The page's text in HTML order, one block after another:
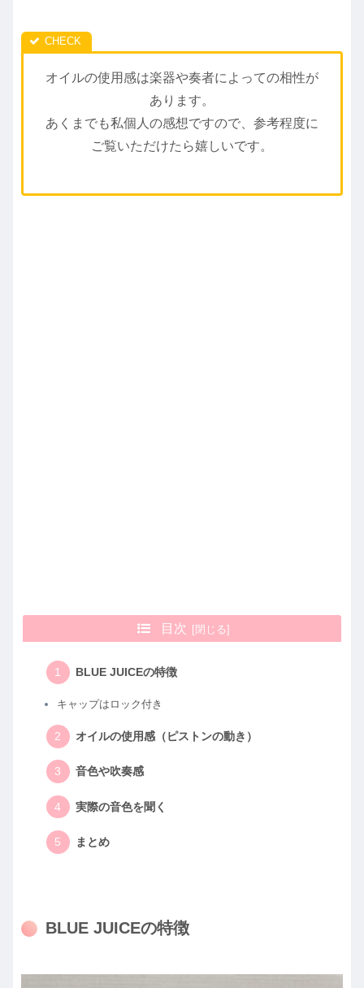
オイルの使用感は楽器や奏者によっての相性が
あります。
あくまでも私個人の感想ですので、参考程度に
ご覧いただけたら嬉しいです。
目次
BLUE JUICEの特徴
キャップはロック付き
オイルの使用感（ピストンの動き）
音色や吹奏感
実際の音色を聞く
まとめ
BLUE JUICEの特徴